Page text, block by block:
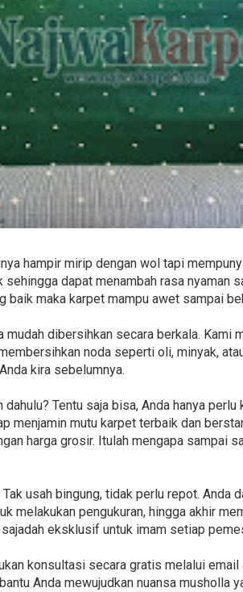
hampir mirip dengan wol tapi
dapat menambah rasa nyaman
baik maka karpet mampu awet sampai
dibersihkan secara berkala. Kami
noda seperti oli, minyak,
kira sebelumnya.
Tentu saja bisa, Anda hanya
menjamin mutu karpet terbaik dan
harga grosir. Itulah mengapa sampai
usah bingung, tidak perlu repot. Anda
melakukan pengukuran, hingga akhir
eksklusif untuk imam setiap
konsultasi secara gratis melalui
Anda mewujudkan nuansa musholla